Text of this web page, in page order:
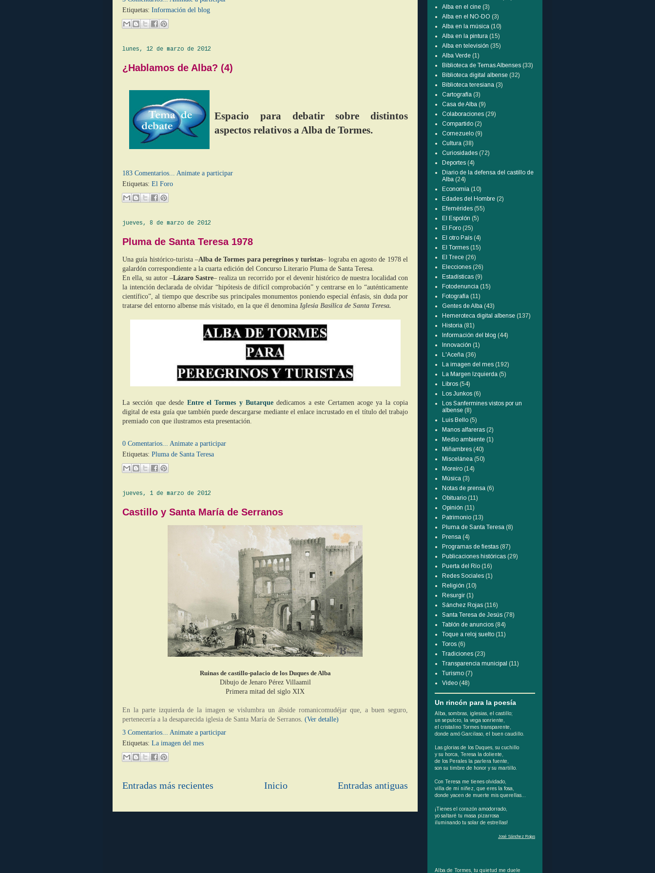
Etiquetas: Información del blog
lunes, 12 de marzo de 2012
¿Hablamos de Alba? (4)
Espacio para debatir sobre distintos
aspectos relativos a Alba de Tormes.
183 Comentarios... Animate a participar
Etiquetas: El Foro
jueves, 8 de marzo de 2012
Pluma de Santa Teresa 1978
Una guía histórico-turista –Alba de Tormes para peregrinos y turistas– lograba en agosto de 1978 el
galardón correspondiente a la cuarta edición del Concurso Literario Pluma de Santa Teresa.
En ella, su autor –Lázaro Sastre– realiza un recorrido por el devenir histórico de nuestra localidad con
la intención declarada de olvidar “hipótesis de difícil comprobación” y centrarse en lo “auténticamente
científico”, al tiempo que describe sus principales monumentos poniendo especial énfasis, sin duda por
tratarse del entorno albense más visitado, en la que él denomina Iglesia Basílica de Santa Teresa.
La sección que desde Entre el Tormes y Butarque dedicamos a este Certamen acoge ya la copia
digital de esta guía que también puede descargarse mediante el enlace incrustado en el título del trabajo
premiado con que ilustramos esta presentación.
0 Comentarios... Animate a participar
Etiquetas: Pluma de Santa Teresa
jueves, 1 de marzo de 2012
Castillo y Santa María de Serranos
Ruinas de castillo-palacio de los Duques de Alba
Dibujo de Jenaro Pérez Villaamil
Primera mitad del siglo XIX
En la parte izquierda de la imagen se vislumbra un ábside romanicomudéjar que, a buen seguro,
pertenecería a la desaparecida iglesia de Santa María de Serranos. (Ver detalle)
3 Comentarios... Animate a participar
Etiquetas: La imagen del mes
Entradas más recientes Entradas antiguas
Inicio
Alba en el cine (3)
Alba en el NO-DO (3)
Alba en la música (10)
Alba en la pintura (15)
Alba en televisión (35)
Alba Verde (1)
Biblioteca de Temas Albenses (33)
Biblioteca digital albense (32)
Biblioteca teresiana (3)
Cartografía (3)
Casa de Alba (9)
Colaboraciones (29)
Compartido (2)
Cornezuelo (9)
Cultura (38)
Curiosidades (72)
Deportes (4)
Diario de la defensa del castillo de
Alba (24)
Economía (10)
Edades del Hombre (2)
Efemérides (55)
El Espolón (5)
El Foro (25)
El otro País (4)
El Tormes (15)
El Trece (26)
Elecciones (26)
Estadísticas (9)
Fotodenuncia (15)
Fotografía (11)
Gentes de Alba (43)
Hemeroteca digital albense (137)
Historia (81)
Información del blog (44)
Innovación (1)
L'Aceña (36)
La imagen del mes (192)
La Margen Izquierda (5)
Libros (54)
Los Junkos (6)
Los Sanfermines vistos por un
albense (8)
Luis Bello (5)
Manos alfareras (2)
Medio ambiente (1)
Miñambres (40)
Miscelánea (50)
Moreiro (14)
Música (3)
Notas de prensa (6)
Obituario (11)
Opinión (11)
Patrimonio (13)
Pluma de Santa Teresa (8)
Prensa (4)
Programas de fiestas (87)
Publicaciones históricas (29)
Puerta del Río (16)
Redes Sociales (1)
Religión (10)
Resurgir (1)
Sánchez Rojas (116)
Santa Teresa de Jesús (78)
Tablón de anuncios (84)
Toque a reloj suelto (11)
Toros (6)
Tradiciones (23)
Transparencia municipal (11)
Turismo (7)
Video (48)
Un rincón para la poesía
Alba, sombras, iglesias, el castillo;
un sepulcro, la vega sonriente,
el cristalino Tormes transparente,
donde amó Garcilaso, el buen caudillo.
Las glorias de los Duques, su cuchillo
y su horca, Teresa la doliente,
de los Perales la parlera fuente,
son su timbre de honor y su martillo.
Con Teresa me tienes olvidado,
villa de mi niñez, que eres la fosa,
donde yacen de muerte mis querellas...
¡Tienes el corazón amodorrado,
yo saltaré tu masa pizarrosa
iluminando tu solar de estrellas!
José Sánchez Rojas
Alba de Tormes, tu quietud me duele